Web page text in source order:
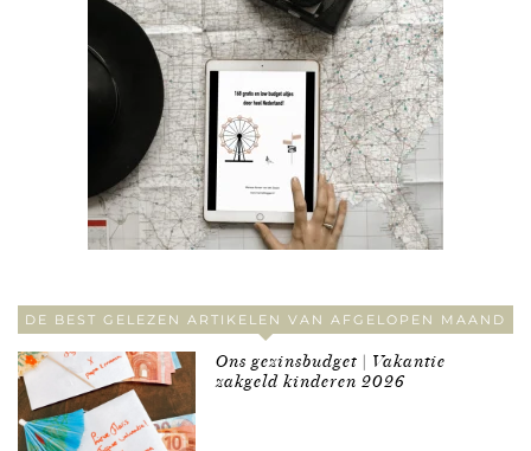
DE BEST GELEZEN ARTIKELEN VAN AFGELOPEN MAAND
Ons gezinsbudget | Vakantie
zakgeld kinderen 2026